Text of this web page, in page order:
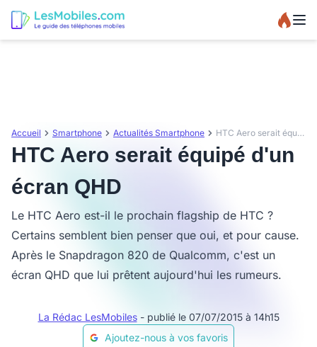
Accueil Smartphone Actualités Smartphone HTC Aero serait équipé d'un écran QHD
HTC Aero serait équipé d'un
écran QHD
Le HTC Aero est-il le prochain flagship de HTC ?
Certains semblent bien penser que oui, et pour cause.
Après le Snapdragon 820 de Qualcomm, c'est un
écran QHD que lui prêtent aujourd'hui les rumeurs.
La Rédac LesMobiles - publié le 07/07/2015 à 14h15
Ajoutez-nous à vos favoris